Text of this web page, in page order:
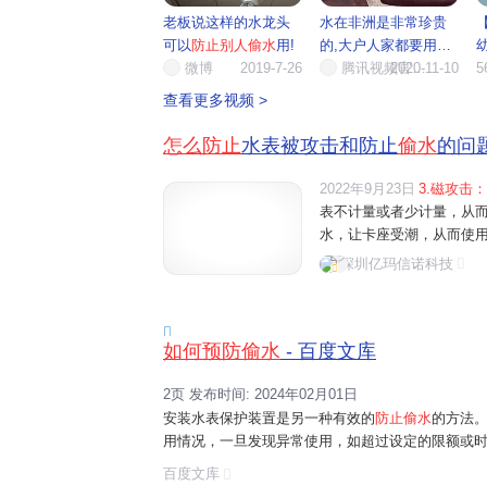
老板说这样的水龙头
可以防止别人偷水用!
微博
2019-7-26
水在非洲是非常珍贵
的,大户人家都要用锁
锁起...腾讯视频官…2020-11-10
查看更多视频 >
怎么防止水表被攻击和防止偷水的问
2022年9月23日 3.磁攻击
表不计量或者少计量，从
水，让卡座受潮，从而使
卡水表的使用环境温度不
深圳亿玛信诺科技

如何预防偷水 - 百度文库
2页 发布时间: 2024年02月01日
安装水表保护装置是另一种有效的防止偷水的方法
用情况，一旦发现异常使用，如超过设定的限额或
这样可以及时
百度文库